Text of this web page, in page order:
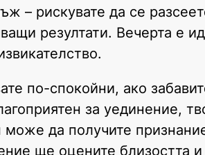
– рискувате да се
резултати. Вечерта е
по-спокойни, ако
за уединение,
може да получите
ще оцените близостта